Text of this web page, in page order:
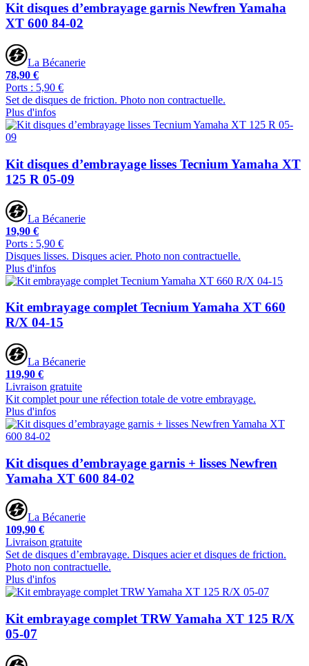
Kit disques d’embrayage garnis Newfren Yamaha
XT 600 84-02
La Bécanerie
78,90 €
Ports : 5,90 €
Set de disques de friction. Photo non contractuelle.
Plus d'infos
Kit disques d’embrayage lisses Tecnium Yamaha XT
125 R 05-09
La Bécanerie
19,90 €
Ports : 5,90 €
Disques lisses. Disques acier. Photo non contractuelle.
Plus d'infos
Kit embrayage complet Tecnium Yamaha XT 660
R/X 04-15
La Bécanerie
119,90 €
Livraison gratuite
Kit complet pour une réfection totale de votre embrayage.
Plus d'infos
Kit disques d’embrayage garnis + lisses Newfren
Yamaha XT 600 84-02
La Bécanerie
109,90 €
Livraison gratuite
Set de disques d’embrayage. Disques acier et disques de friction.
Photo non contractuelle.
Plus d'infos
Kit embrayage complet TRW Yamaha XT 125 R/X
05-07